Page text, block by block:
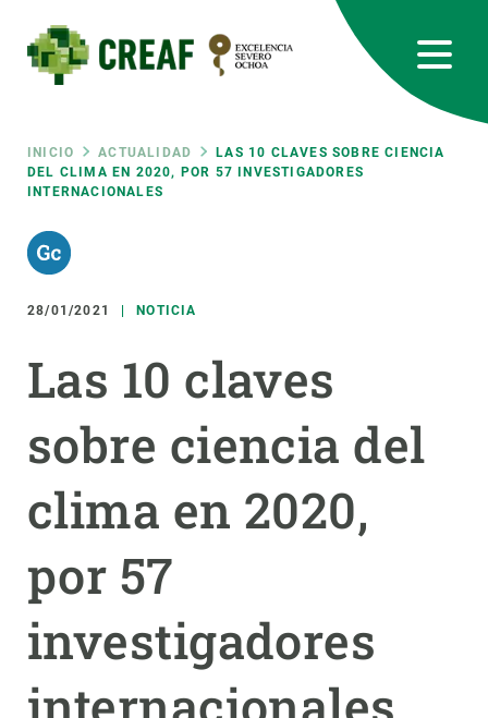
contenido
principal
Ruta
de
navegación
INICIO ACTUALIDAD
LAS 10 CLAVES SOBRE CIENCIA
DEL CLIMA EN 2020, POR 57 INVESTIGADORES
INTERNACIONALES
28/01/2021 NOTICIA
Las 10 claves
sobre ciencia del
clima en 2020,
por 57
investigadores
RRSS
Featured
responsive
Responsive
menu
INVESTIGACIÓN
CIENCIA EN ACCIÓN
NOTICIAS Y AGENDA